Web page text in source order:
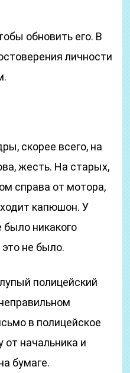
обновить его. В
личности
скорее всего, на
жесть. На старых,
справа от мотора,
капюшон. У
было никакого
не было.
полицейский
в полицейское
от начальника и
бумаге.